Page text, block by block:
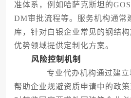
准体系，例如哈萨克斯坦的
DM审批流程等。服务机构通常
库，针对白银企业常见的钢结
优势领域提供定制化方案。
风险控制机制
专业代办机构通过建立
帮助企业规避资质申请中的政